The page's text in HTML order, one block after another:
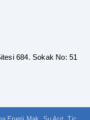
684. Sokak No: 51